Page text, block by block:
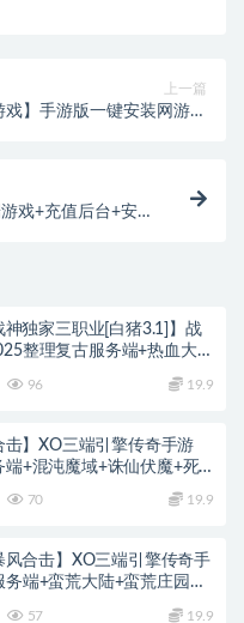
上一篇
】手游版一键安装网游单
戏+充值后台+安
神独家三职业[白猪3.1]】战
整理复古服务端+热血大陆
96 19.9
击】XO三端引擎传奇手游
端+混沌魔域+诛仙伏魔+死
70 19.9
风合击】XO三端引擎传奇手
端+蛮荒大陆+蛮荒庄园
57 19.9